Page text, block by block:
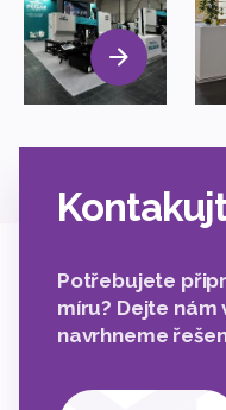
Potřebujete
míru? Dejte nám
navrhneme